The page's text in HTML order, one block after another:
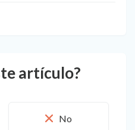
artículo?